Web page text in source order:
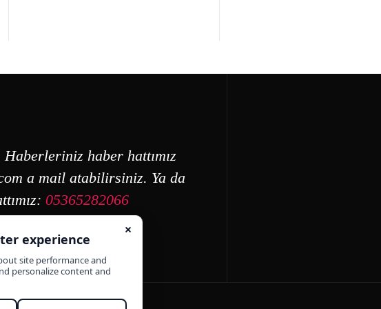
haber hattımız
a mail atabilirsiniz. Ya da
05365282066